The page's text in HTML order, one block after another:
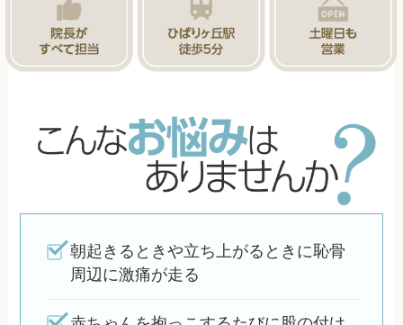
朝起きるときや立ち上がるときに恥骨
周辺に激痛が走る